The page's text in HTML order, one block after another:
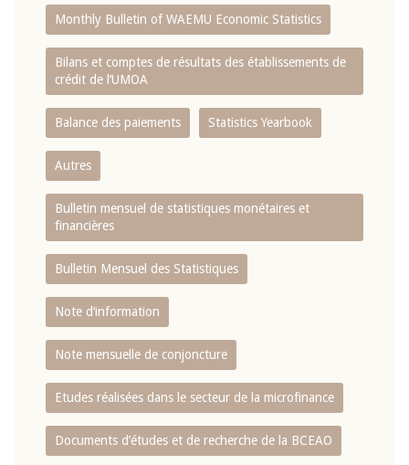
Monthly Bulletin of WAEMU Economic Statistics
Bilans et comptes de résultats des établissements de
crédit de l‘UMOA
Balance des paiements Statistics Yearbook
Autres
Bulletin mensuel de statistiques monétaires et
financières
Bulletin Mensuel des Statistiques
Note d’information
Note mensuelle de conjoncture
Etudes réalisées dans le secteur de la microfinance
Documents d’études et de recherche de la BCEAO